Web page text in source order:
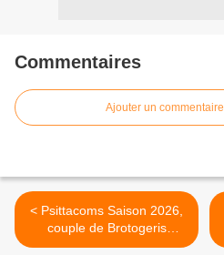
Commentaires
Ajouter un commentaire
< Psittacoms Saison 2026,
couple de Brotogeris
pyrrhopterus du Box N°1.